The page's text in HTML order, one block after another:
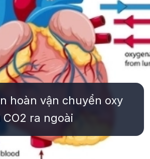
hoàn vận chuyển oxy
CO2 ra ngoài